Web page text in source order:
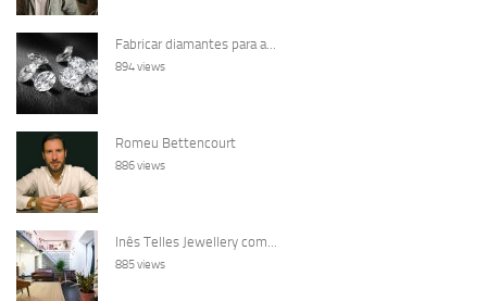
Fabricar diamantes para a...
894 views
Romeu Bettencourt
886 views
Inês Telles Jewellery com...
885 views